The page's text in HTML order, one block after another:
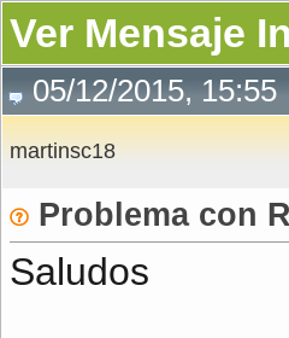
Ver Mensaje
05/12/2015, 15:55
martinsc18
Problema con
Saludos